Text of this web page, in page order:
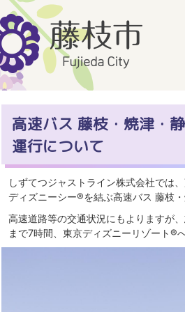
高速バス 藤枝・焼津・
運行について
しずてつジャストライン株式会社では
ディズニーシー®を結ぶ高速バス 藤枝
高速道路等の交通状況にもよりますが
まで7時間、東京ディズニーリゾート®